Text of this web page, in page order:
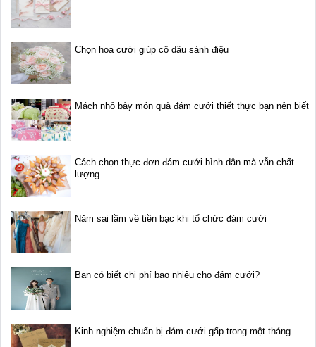
Chọn hoa cưới giúp cô dâu sành điệu
Mách nhỏ bảy món quà đám cưới thiết thực bạn nên biết
Cách chọn thực đơn đám cưới bình dân mà vẫn chất
lượng
Năm sai lầm về tiền bạc khi tổ chức đám cưới
Bạn có biết chi phí bao nhiêu cho đám cưới?
Kinh nghiệm chuẩn bị đám cưới gấp trong một tháng